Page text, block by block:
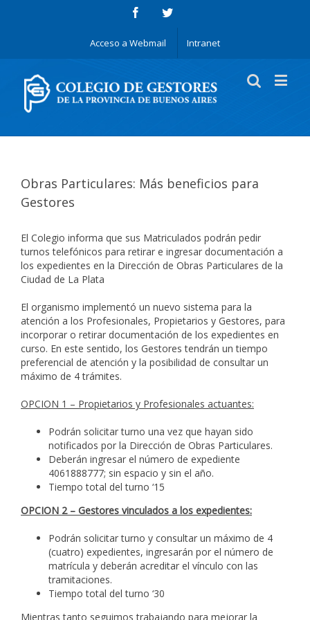
Acceso a Webmail Intranet
Obras Particulares: Más beneficios para
Gestores
El Colegio informa que sus Matriculados podrán pedir
turnos telefónicos para retirar e ingresar documentación a
los expedientes en la Dirección de Obras Particulares de la
Ciudad de La Plata
El organismo implementó un nuevo sistema para la
atención a los Profesionales, Propietarios y Gestores, para
incorporar o retirar documentación de los expedientes en
curso. En este sentido, los Gestores tendrán un tiempo
preferencial de atención y la posibilidad de consultar un
máximo de 4 trámites.
OPCION 1 – Propietarios y Profesionales actuantes:
Podrán solicitar turno una vez que hayan sido
notificados por la Dirección de Obras Particulares.
Deberán ingresar el número de expediente
4061888777; sin espacio y sin el año.
Tiempo total del turno ‘15
OPCION 2 – Gestores vinculados a los expedientes:
Podrán solicitar turno y consultar un máximo de 4
(cuatro) expedientes, ingresarán por el número de
matrícula y deberán acreditar el vínculo con las
tramitaciones.
Tiempo total del turno ‘30
Mientras tanto seguimos trabajando para mejorar la